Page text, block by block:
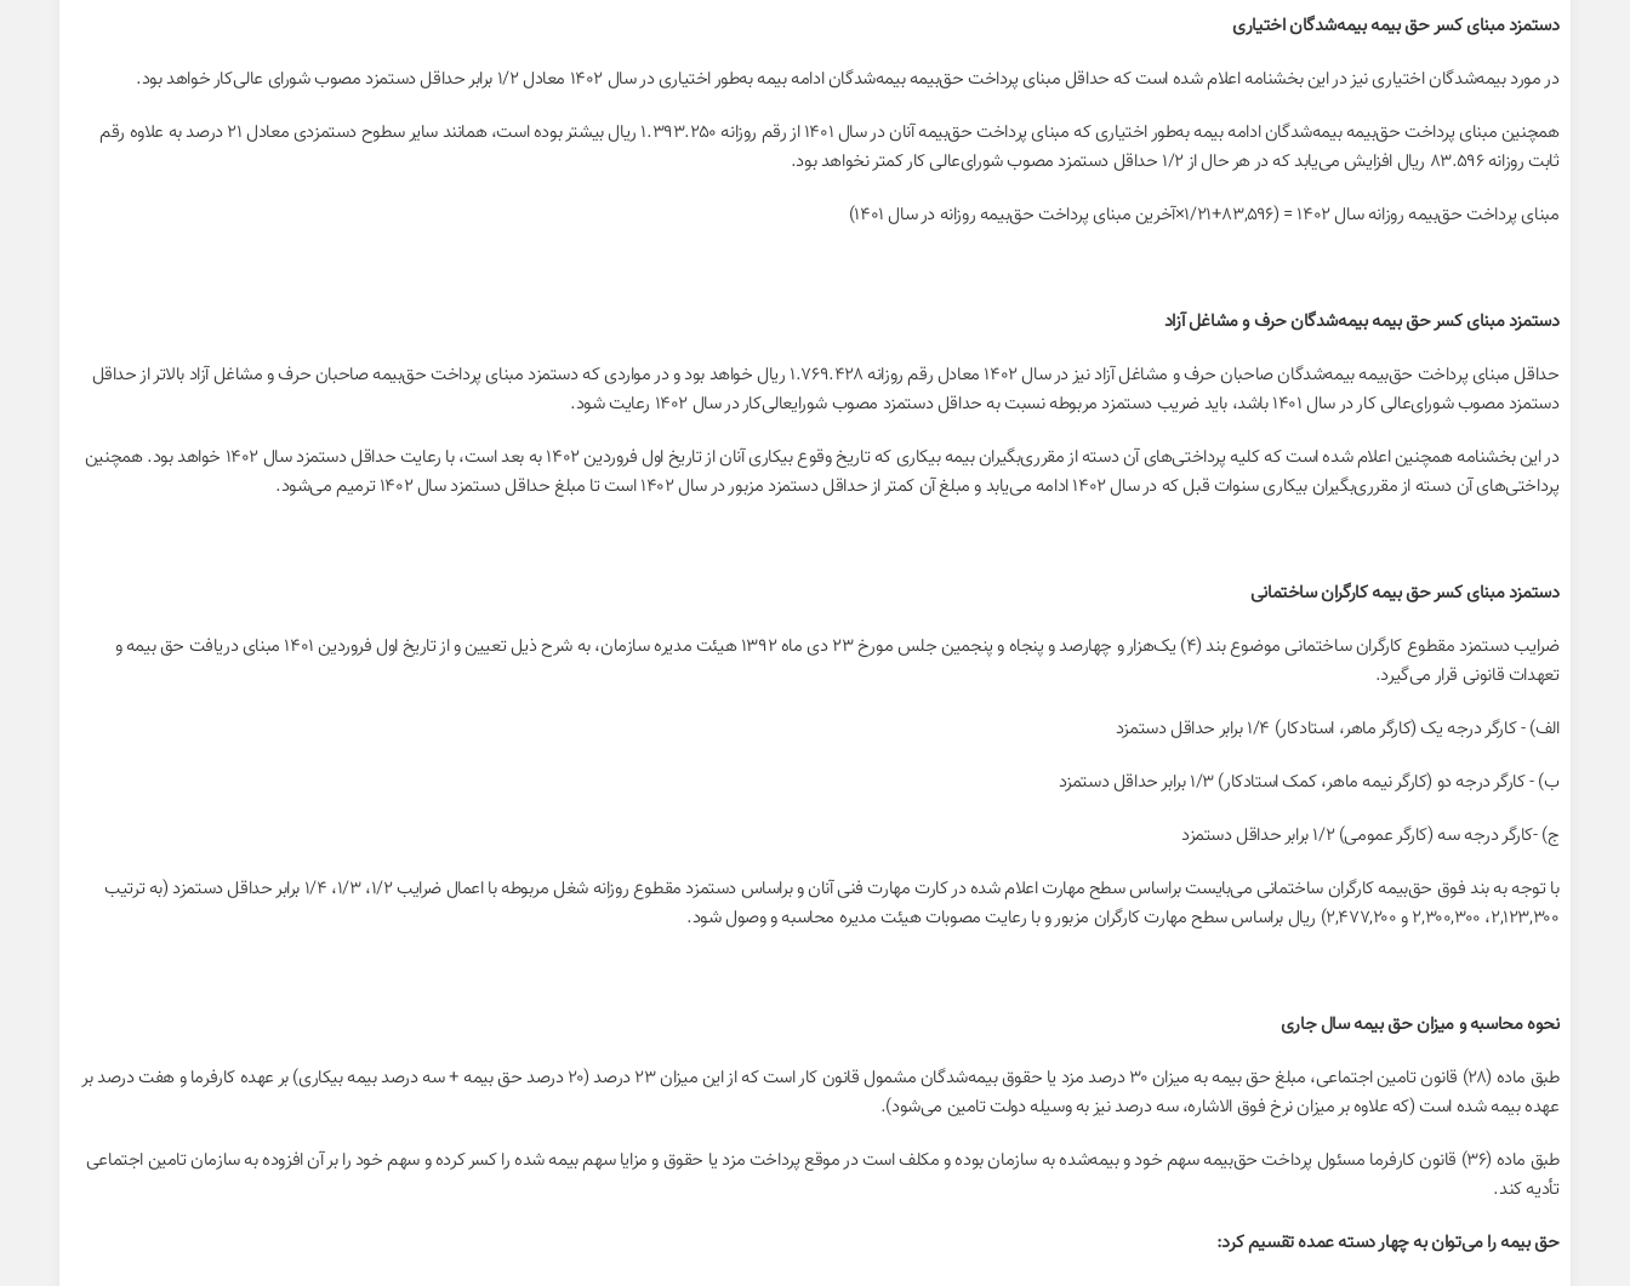
دستمزد مبنای کسر حق بیمه بیمه‌شدگان اختیاری
در مورد بیمه‌شدگان اختیاری نیز در این بخشنامه اعلام شده است که حداقل مبنای پرداخت حق‌بیمه بیمه‌شدگان ادامه بیمه به‌طور اختیاری در سال ۱۴۰۲ معادل ۱/۲ برابر حداقل دستمزد مصوب شورای عالی‌کار خواهد بود.
همچنین مبنای پرداخت حق‌بیمه بیمه‌شدگان ادامه بیمه به‌طور اختیاری که مبنای پرداخت حق‌بیمه آنان در سال ۱۴۰۱ از رقم روزانه‌ ۱.۳۹۳.۲۵۰ ریال بیشتر بوده است، همانند سایر سطوح دستمزدی معادل ۲۱ درصد به علاوه رقم
ثابت روزانه ۸۳.۵۹۶ ریال افزایش می‌یابد که در هر حال از ۱/۲ حداقل دستمزد مصوب شورای‌عالی کار کمتر نخواهد بود.
مبنای پرداخت حق‌بیمه روزانه سال ۱۴۰۲ = (۸۳,۵۹۶+۱/۲۱×آخرین مبنای پرداخت حق‌بیمه روزانه در سال ۱۴۰۱)
دستمزد مبنای کسر حق بیمه بیمه‌شدگان حرف و مشاغل آزاد
حداقل مبنای پرداخت حق‌بیمه بیمه‌شدگان صاحبان حرف و مشاغل آزاد نیز در سال ۱۴۰۲ معادل رقم روزانه ۱.۷۶۹.۴۲۸ ریال خواهد بود و در مواردی که دستمزد مبنای پرداخت حق‌بیمه صاحبان حرف و مشاغل آزاد بالاتر از حداقل
دستمزد مصوب شورای‌عالی کار در سال ۱۴۰۱ ‌باشد، باید ضریب دستمزد مربوطه نسبت به حداقل دستمزد مصوب شورایعالی‌کار در سال ۱۴۰۲ رعایت شود.
در این بخشنامه همچنین اعلام شده است که کلیه پرداختی‌های آن دسته از مقرری‌بگیران بیمه ‌بیکاری که تاریخ وقوع بیکاری آنان از تاریخ اول فروردین ۱۴۰۲ به بعد است، با رعایت حداقل دستمزد سال ۱۴۰۲ خواهد بود. همچنین
پرداختی‌های آن دسته از مقرری‌بگیران بیکاری سنوات قبل که در سال ۱۴۰۲ ادامه می‌یابد و مبلغ آن کمتر از حداقل دستمزد مزبور در سال ۱۴۰۲ است تا مبلغ حداقل دستمزد سال ۱۴۰۲ ترمیم می‌شود.
دستمزد مبنای کسر حق بیمه کارگران ساختمانی
ضرایب دستمزد مقطوع کارگران ساختمانی موضوع بند (۴) یک‌هزار و چهارصد و پنجاه و پنجمین جلس مورخ ۲۳ دی ماه ۱۳۹۲ هیئت مدیره سازمان، به شرح ذیل تعیین و از تاریخ اول فروردین ۱۴۰۱ مبنای دریافت حق ‌بیمه و
تعهدات قانونی قرار می‌گیرد.
الف) ‌- کارگر درجه یک (کارگر ماهر، استادکار) ۱/۴ برابر حداقل دستمزد
ب) ‌- کارگر درجه دو (کارگر نیمه ماهر، کمک استادکار) ۱/۳ برابر حداقل دستمزد
ج) ‌-کارگر درجه سه (کارگر عمومی) ۱/۲ برابر حداقل دستمزد
با توجه به بند فوق حق‌بیمه کارگران ساختمانی می‌بایست براساس سطح مهارت اعلام شده در کارت مهارت فنی آنان و براساس دستمزد مقطوع روزانه شغل مربوطه با اعمال ضرایب ۱/۲، ۱/۳، ۱/۴ برابر حداقل دستمزد (به ترتیب
۲,۱۲۳,۳۰۰، ۲,۳۰۰,۳۰۰ و ۲,۴۷۷,۲۰۰) ریال براساس سطح مهارت کارگران مزبور و با رعایت مصوبات هیئت مدیره محاسبه و وصول ‌شود.
نحوه محاسبه و میزان حق بیمه سال جاری
طبق ماده (۲۸) قانون تامین اجتماعی، مبلغ حق بیمه به میزان ۳۰ درصد مزد یا حقوق بیمه‌شدگان مشمول قانون کار است که از این میزان ۲۳ درصد (۲۰ درصد حق بیمه + سه درصد بیمه بیکاری) بر عهده کارفرما و هفت درصد بر
عهده بیمه شده است (که علاوه بر میزان نرخ فوق الاشاره، سه درصد نیز به وسیله دولت تامین می‌شود).
طبق ماده (۳۶) قانون کارفرما مسئول پرداخت حق‌بیمه سهم خود و بیمه‌شده به سازمان بوده و مکلف است در موقع پرداخت مزد یا حقوق و مزایا سهم بیمه شده را کسر کرده و سهم خود را بر آن افزوده به سازمان تامین اجتماعی
تأدیه کند.
حق بیمه را می‌توان به چهار دسته عمده تقسیم کرد: